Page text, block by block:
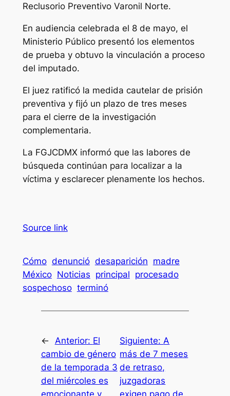
Reclusorio Preventivo Varonil Norte.
En audiencia celebrada el 8 de mayo, el
Ministerio Público presentó los elementos
de prueba y obtuvo la vinculación a proceso
del imputado.
El juez ratificó la medida cautelar de prisión
preventiva y fijó un plazo de tres meses
para el cierre de la investigación
complementaria.
La FGJCDMX informó que las labores de
búsqueda continúan para localizar a la
víctima y esclarecer plenamente los hechos.
Source link
Cómo denunció desaparición madre
México Noticias principal procesado
sospechoso terminó
← Anterior: El
cambio de género
de la temporada 3
del miércoles es
Siguiente:A
más de 7 meses
de retraso,
juzgadoras